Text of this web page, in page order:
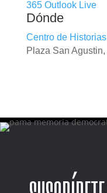
365 Outlook Live
Dónde
Centro de Historias
Plaza San